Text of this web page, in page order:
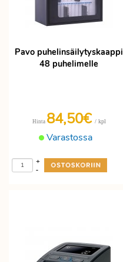
Pavo puhelinsäilytyskaappi
48 puhelimelle
Varastossa
Hinta 84,50€ / kpl
-
+